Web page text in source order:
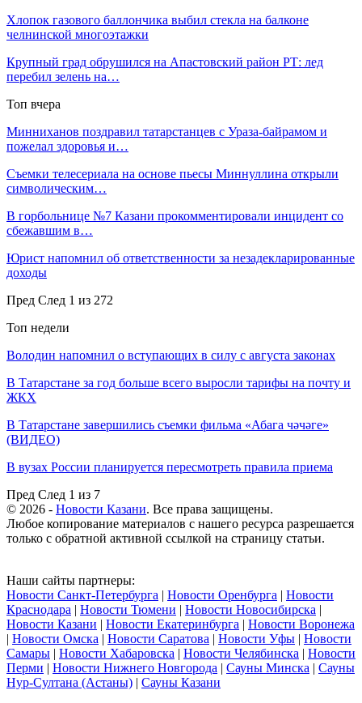
Хлопок газового баллончика выбил стекла на балконе
челнинской многоэтажки
Крупный град обрушился на Апастовский район РТ: лед
перебил зелень на…
Топ вчера
Минниханов поздравил татарстанцев с Ураза-байрамом и
пожелал здоровья и…
Съемки телесериала на основе пьесы Миннуллина открыли
символическим…
В горбольнице №7 Казани прокомментировали инцидент со
сбежавшим в…
Юрист напомнил об ответственности за незадекларированные
доходы
Пред След 1 из 272
Топ недели
Володин напомнил о вступающих в силу с августа законах
В Татарстане за год больше всего выросли тарифы на почту и
ЖКХ
В Татарстане завершились съемки фильма «Абага чәчәге»
(ВИДЕО)
В вузах России планируется пересмотреть правила приема
Пред След 1 из 7
© 2026 - Новости Казани. Все права защищены.
Любое копирование материалов с нашего ресурса разрешается
только с обратной активной ссылкой на страницу статьи.
Наши сайты партнеры:
Новости Санкт-Петербурга | Новости Оренбурга | Новости
Краснодара | Новости Тюмени | Новости Новосибирска |
Новости Казани | Новости Екатеринбурга | Новости Воронежа
| Новости Омска | Новости Саратова | Новости Уфы | Новости
Самары | Новости Хабаровска | Новости Челябинска | Новости
Перми | Новости Нижнего Новгорода | Сауны Минска | Сауны
Нур-Султана (Астаны) | Сауны Казани